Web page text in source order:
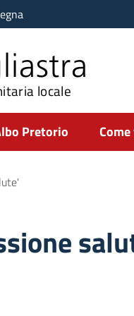
locale
Pretorio